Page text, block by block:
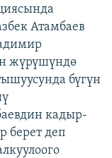
Атамбаев
жүрүшүндө
бүгүн
кадыр-
берет деп